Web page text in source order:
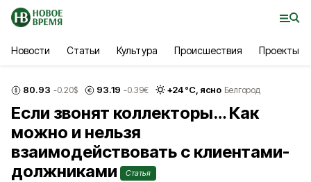
Новости Статьи Культура Происшествия Проекты
80.93 -0.20$ 93.19 -0.39€ +24°С, ясно Белгород
Если звонят коллекторы… Как
можно и нельзя
взаимодействовать с клиентами-
должниками
Статья